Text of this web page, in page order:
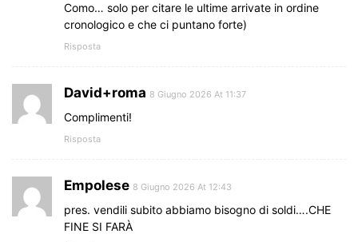
Como… solo per citare le ultime arrivate in ordine
cronologico e che ci puntano forte)
Risposta
David+roma 8 Giugno 2026 At 11:37
Complimenti!
Risposta
Empolese 8 Giugno 2026 At 12:43
pres. vendili subito abbiamo bisogno di soldi….CHE
FINE SI FARÀ